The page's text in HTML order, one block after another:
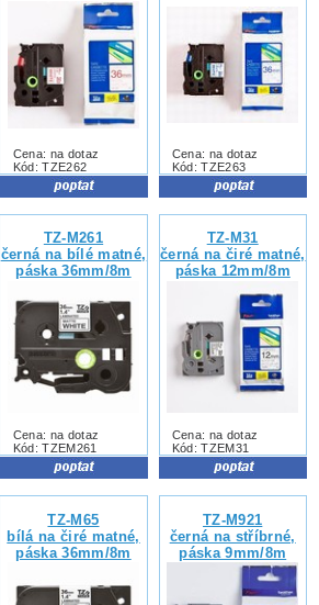
Cena: na dotaz
Kód: TZE262
Cena: na dotaz
Kód: TZE263
TZ-M261
černá na bílé matné,
páska 36mm/8m
Cena: na dotaz
Kód: TZEM261
TZ-M31
černá na čiré matné,
páska 12mm/8m
Cena: na dotaz
Kód: TZEM31
TZ-M65
bílá na čiré matné,
páska 36mm/8m
TZ-M921
černá na stříbrné,
páska 9mm/8m